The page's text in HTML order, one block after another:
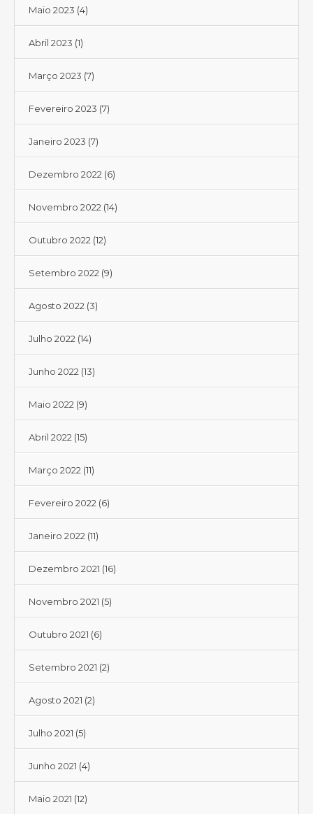
Maio 2023 (4)
Abril 2023 (1)
Março 2023 (7)
Fevereiro 2023 (7)
Janeiro 2023 (7)
Dezembro 2022 (6)
Novembro 2022 (14)
Outubro 2022 (12)
Setembro 2022 (9)
Agosto 2022 (3)
Julho 2022 (14)
Junho 2022 (13)
Maio 2022 (9)
Abril 2022 (15)
Março 2022 (11)
Fevereiro 2022 (6)
Janeiro 2022 (11)
Dezembro 2021 (16)
Novembro 2021 (5)
Outubro 2021 (6)
Setembro 2021 (2)
Agosto 2021 (2)
Julho 2021 (5)
Junho 2021 (4)
Maio 2021 (12)